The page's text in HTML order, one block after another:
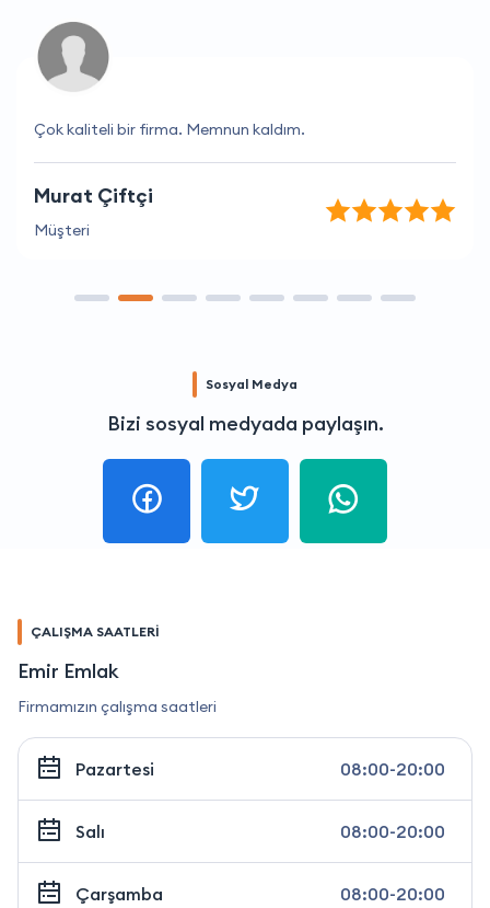
Çok kaliteli bir firma. Memnun kaldım.
Murat Çiftçi
Müşteri
Sosyal Medya
Bizi sosyal medyada paylaşın.
ÇALIŞMA SAATLERİ
Emir Emlak
Firmamızın çalışma saatleri
Pazartesi 08:00-20:00
Salı 08:00-20:00
Çarşamba 08:00-20:00